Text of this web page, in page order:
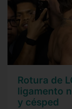
Rotura de
ligamento
y césped